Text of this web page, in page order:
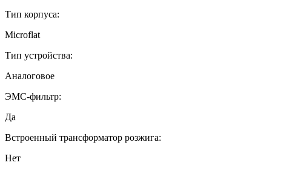
Тип корпуса:
Microflat
Тип устройства:
Аналоговое
ЭМС-фильтр:
Да
Встроенный трансформатор розжига:
Нет